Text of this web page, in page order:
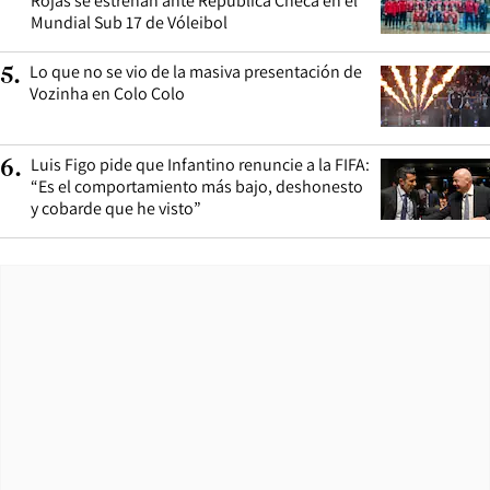
Mundial Sub 17 de Vóleibol
5. Lo que no se vio de la masiva presentación de
Vozinha en Colo Colo
6. Luis Figo pide que Infantino renuncie a la FIFA:
“Es el comportamiento más bajo, deshonesto
y cobarde que he visto”